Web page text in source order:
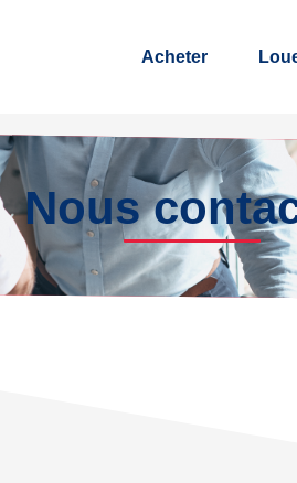
Acheter
Nous